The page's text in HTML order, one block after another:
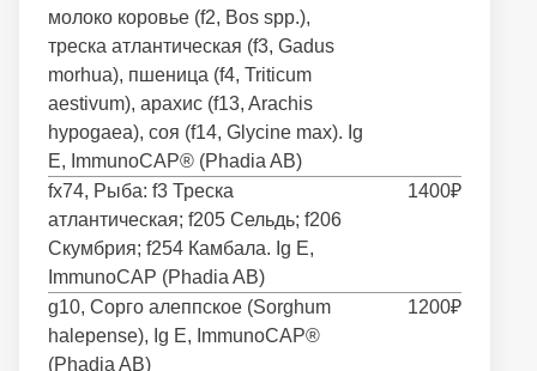
молоко коровье (f2, Bos spp.),
треска атлантическая (f3, Gadus
morhua), пшеница (f4, Triticum
aestivum), арахис (f13, Arachis
hypogaea), соя (f14, Glycine max). Ig
E, ImmunoCAP® (Phadia AB)
fx74, Рыба: f3 Треска
атлантическая; f205 Сельдь; f206
Скумбрия; f254 Камбала. Ig E,
ImmunoCAP (Phadia AB)
1400₽
g10, Сорго алеппское (Sorghum
halepense), Ig E, ImmunoCAP®
(Phadia AB)
1200₽